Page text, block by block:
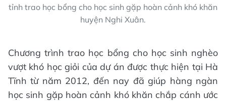
tỉnh trao học bổng cho học sinh gặp hoàn cảnh khó khăn
huyện Nghi Xuân.
Chương trình trao học bổng cho học sinh nghèo
vượt khó học giỏi của dự án được thực hiện tại Hà
Tĩnh từ năm 2012, đến nay đã giúp hàng ngàn
học sinh gặp hoàn cảnh khó khăn chắp cánh ước